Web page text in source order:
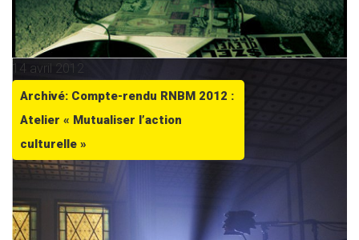
14 avril 2012
Archivé: Compte-rendu RNBM 2012 :
Atelier « Mutualiser l’action
culturelle »